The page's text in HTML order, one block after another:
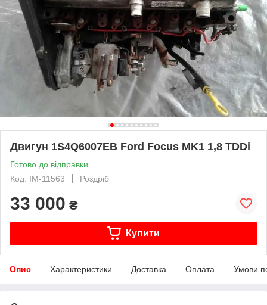
Двигун 1S4Q6007EB Ford Focus MK1 1,8 TDDi
Готово до відправки
Код: IM-11563
Роздріб
33 000 ₴
Купити
Опис Характеристики Доставка Оплата Умови